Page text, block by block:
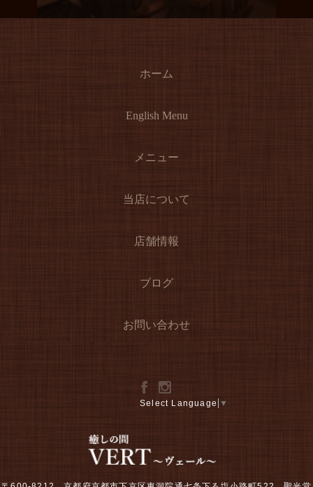
ホーム
English Menu
メニュー
当店について
店舗情報
ブログ
お問い合わせ
Select Language ▼